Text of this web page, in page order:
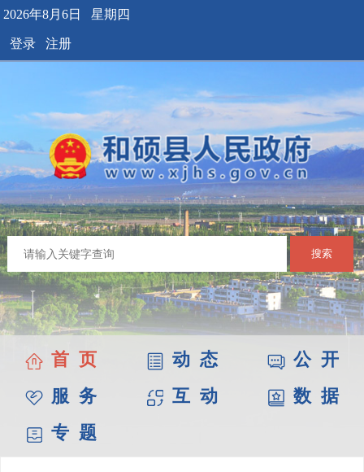
2026年8月6日 星期四
登录 注册
搜索
首 页 动 态
公 开
服 务
互 动
数 据
专 题